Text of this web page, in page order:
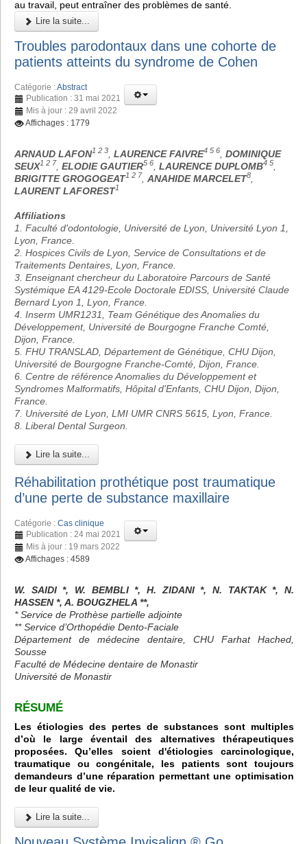
au travail, peut entraîner des problèmes de santé.
Lire la suite...
Troubles parodontaux dans une cohorte de
patients atteints du syndrome de Cohen
Catégorie :Abstract
Publication : 31 mai 2021
Mis à jour : 29 avril 2022
Affichages : 1779
ARNAUD LAFON1 2 3 LAURENCE FAIVRE4 5 6
DOMINIQUE
SEUX1 2 7 ELODIE GAUTIER5 6 LAURENCE DUPLOMB4 5
BRIGITTE GROGOGEAT1 2 7 ANAHIDE MARCELET8
LAURENT LAFOREST1
Affiliations
1. Faculté d'odontologie, Université de Lyon, Université Lyon 1,
Lyon, France.
2. Hospices Civils de Lyon, Service de Consultations et de
Traitements Dentaires, Lyon, France.
3. Enseignant chercheur du Laboratoire Parcours de Santé
Systémique EA 4129-Ecole Doctorale EDISS, Université Claude
Bernard Lyon 1, Lyon, France.
4. Inserm UMR1231, Team Génétique des Anomalies du
Développement, Université de Bourgogne Franche Comté,
Dijon, France.
5. FHU TRANSLAD, Département de Génétique, CHU Dijon,
Université de Bourgogne Franche-Comté, Dijon, France.
6. Centre de référence Anomalies du Développement et
Syndromes Malformatifs, Hôpital d'Enfants, CHU Dijon, Dijon,
France.
7. Université de Lyon, LMI UMR CNRS 5615, Lyon, France.
8. Liberal Dental Surgeon.
Lire la suite...
Réhabilitation prothétique post traumatique
d’une perte de substance maxillaire
Catégorie : Cas clinique
Publication : 24 mai 2021
Mis à jour : 19 mars 2022
Affichages : 4589
W. SAIDI *, W. BEMBLI *, H. ZIDANI *, N. TAKTAK *, N.
HASSEN *, A. BOUGZHELA **,
* Service de Prothèse partielle adjointe
** Service d’Orthopédie Dento-Faciale
Département de médecine dentaire, CHU Farhat Hached,
Sousse
Faculté de Médecine dentaire de Monastir
Université de Monastir
RÉSUMÉ
Les étiologies des pertes de substances sont multiples
d’où le large éventail des alternatives thérapeutiques
proposées. Qu’elles soient d'étiologies carcinologique,
traumatique ou congénitale, les patients sont toujours
demandeurs d’une réparation permettant une optimisation
de leur qualité de vie.
Lire la suite...